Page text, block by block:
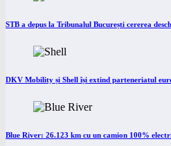
STB a depus la Tribunalul București cererea
DKV Mobility și Shell își extind parteneriatul
Blue River: 26.123 km cu un camion 100%